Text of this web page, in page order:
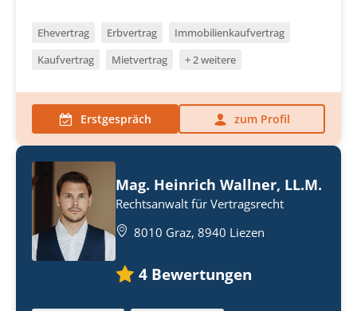
Ehevertrag Erbvertrag
Immobilienkaufvertrag
Kaufvertrag
Mietvertrag + 2 weitere
Erstgespräch zum Profil
Mag. Heinrich Wallner, LL.M.
Rechtsanwalt für Vertragsrecht
8010 Graz, 8940 Liezen
4 Bewertungen